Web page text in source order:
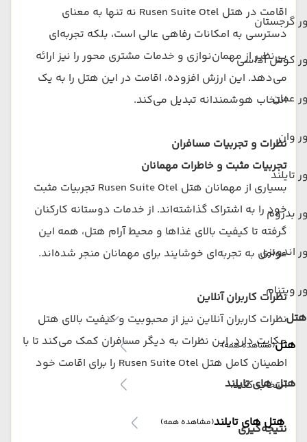
گرجستان
کوش آداسی
عمان
وان
تایلند
بدروم
اندونزی
ویتنام
هتل
هتل(مشاهده همه)
هتل های تایلند
هتل های تایلند(مشاهده همه)
اقامت در هتل Rusen Suite Otel نه تنها به معنای
دسترسی به امکانات رفاهی عالی است، بلکه تجربه‌ای
بی‌نظیر از مهمان‌نوازی و خدمات مشتری محور را نیز ارائه
می‌دهد. این ارزش افزوده، اقامت در این هتل را به یک
انتخاب هوشمندانه تبدیل می‌کند.
نظرات و تجربیات مسافران
تجربیات مثبت و خاطرات مهمانان
بسیاری از مهمانان هتل Rusen Suite Otel تجربیات مثبت
خود را به اشتراک گذاشته‌اند. از خدمات دوستانه کارکنان
گرفته تا کیفیت بالای غذاها و محیط آرام هتل، همه این
عوامل به تجربه‌ای خوشایند برای مهمانان منجر شده‌اند.
نظرات کاربران آنلاین
نظرات کاربران آنلاین نیز از محبوبیت و کیفیت بالای هتل
حکایت دارد. این نظرات به دیگر مسافران کمک می‌کند تا با
اطمینان کامل هتل Rusen Suite Otel را برای اقامت خود
انتخاب کنند.
نتیجه‌گیری